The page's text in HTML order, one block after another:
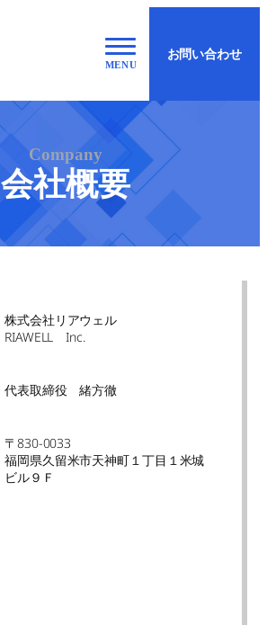
お問い合わせ
リ
ン
ク
Company
会社概要
株式会社リアウェル
RIAWELL Inc.
代表取締役 緒方徹
〒830-0033
福岡県久留米市天神町１丁目１米城
ビル９Ｆ